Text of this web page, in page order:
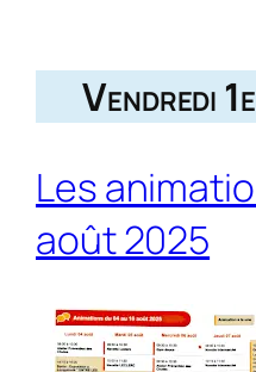
Vendredi
Les
août 2025